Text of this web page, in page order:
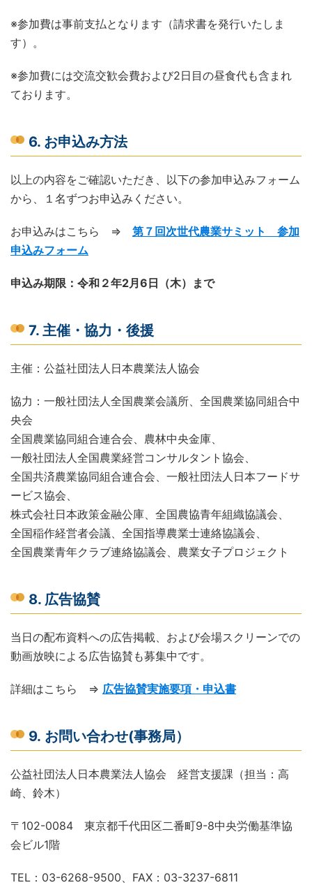
※参加費は事前支払となります（請求書を発行いたしま
す）。
※参加費には交流交歓会費および2日目の昼食代も含まれ
ております。
6. お申込み方法
以上の内容をご確認いただき、以下の参加申込みフォーム
から、１名ずつお申込みください。
お申込みはこちら ⇒ 第７回次世代農業サミット 参加
申込みフォーム
申込み期限：令和２年2月6日（木）まで
7. 主催・協力・後援
主催：公益社団法人日本農業法人協会
協力：一般社団法人全国農業会議所、全国農業協同組合中
央会
全国農業協同組合連合会、農林中央金庫、
一般社団法人全国農業経営コンサルタント協会、
全国共済農業協同組合連合会、一般社団法人日本フードサ
ービス協会、
株式会社日本政策金融公庫、全国農協青年組織協議会、
全国稲作経営者会議、全国指導農業士連絡協議会、
全国農業青年クラブ連絡協議会、農業女子プロジェクト
8. 広告協賛
当日の配布資料への広告掲載、および会場スクリーンでの
動画放映による広告協賛も募集中です。
詳細はこちら ⇒ 広告協賛実施要項・申込書
9. お問い合わせ(事務局）
公益社団法人日本農業法人協会 経営支援課（担当：高
崎、鈴木）
〒102-0084 東京都千代田区二番町9-8中央労働基準協
会ビル1階
TEL：03-6268-9500、FAX：03-3237-6811